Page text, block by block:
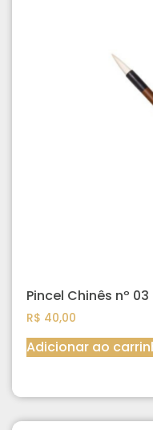
Pincel Chinês nº
R$ 40,00
Adicionar ao